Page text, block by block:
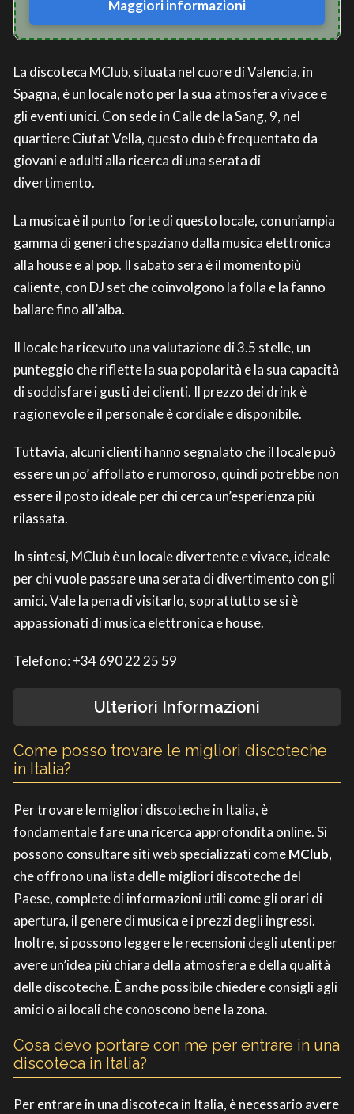
Maggiori informazioni
La discoteca MClub, situata nel cuore di Valencia, in
Spagna, è un locale noto per la sua atmosfera vivace e
gli eventi unici. Con sede in Calle de la Sang, 9, nel
quartiere Ciutat Vella, questo club è frequentato da
giovani e adulti alla ricerca di una serata di
divertimento.
La musica è il punto forte di questo locale, con un’ampia
gamma di generi che spaziano dalla musica elettronica
alla house e al pop. Il sabato sera è il momento più
caliente, con DJ set che coinvolgono la folla e la fanno
ballare fino all’alba.
Il locale ha ricevuto una valutazione di 3.5 stelle, un
punteggio che riflette la sua popolarità e la sua capacità
di soddisfare i gusti dei clienti. Il prezzo dei drink è
ragionevole e il personale è cordiale e disponibile.
Tuttavia, alcuni clienti hanno segnalato che il locale può
essere un po’ affollato e rumoroso, quindi potrebbe non
essere il posto ideale per chi cerca un’esperienza più
rilassata.
In sintesi, MClub è un locale divertente e vivace, ideale
per chi vuole passare una serata di divertimento con gli
amici. Vale la pena di visitarlo, soprattutto se si è
appassionati di musica elettronica e house.
Telefono: +34 690 22 25 59
Ulteriori Informazioni
Come posso trovare le migliori discoteche
in Italia?
Per trovare le migliori discoteche in Italia, è
fondamentale fare una ricerca approfondita online. Si
possono consultare siti web specializzati comeMClub,
che offrono una lista delle migliori discoteche del
Paese, complete di informazioni utili come gli orari di
apertura, il genere di musica e i prezzi degli ingressi.
Inoltre, si possono leggere le recensioni degli utenti per
avere un’idea più chiara della atmosfera e della qualità
delle discoteche. È anche possibile chiedere consigli agli
amici o ai locali che conoscono bene la zona.
Cosa devo portare con me per entrare in una
discoteca in Italia?
Per entrare in una discoteca in Italia, è necessario avere